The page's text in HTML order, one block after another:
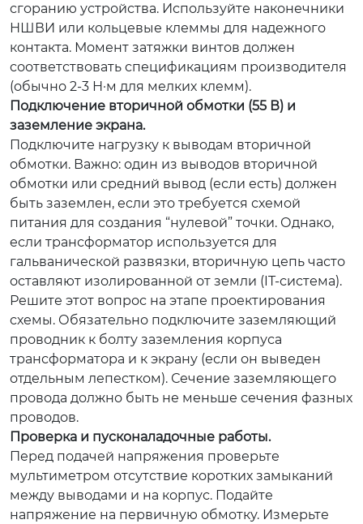
сгоранию устройства. Используйте наконечники
НШВИ или кольцевые клеммы для надежного
контакта. Момент затяжки винтов должен
соответствовать спецификациям производителя
(обычно 2-3 Н·м для мелких клемм).
Подключение вторичной обмотки (55 В) и
заземление экрана.
Подключите нагрузку к выводам вторичной
обмотки. Важно: один из выводов вторичной
обмотки или средний вывод (если есть) должен
быть заземлен, если это требуется схемой
питания для создания “нулевой” точки. Однако,
если трансформатор используется для
гальванической развязки, вторичную цепь часто
оставляют изолированной от земли (IT-система).
Решите этот вопрос на этапе проектирования
схемы. Обязательно подключите заземляющий
проводник к болту заземления корпуса
трансформатора и к экрану (если он выведен
отдельным лепестком). Сечение заземляющего
провода должно быть не меньше сечения фазных
проводов.
Проверка и пусконаладочные работы.
Перед подачей напряжения проверьте
мультиметром отсутствие коротких замыканий
между выводами и на корпус. Подайте
напряжение на первичную обмотку. Измерьте